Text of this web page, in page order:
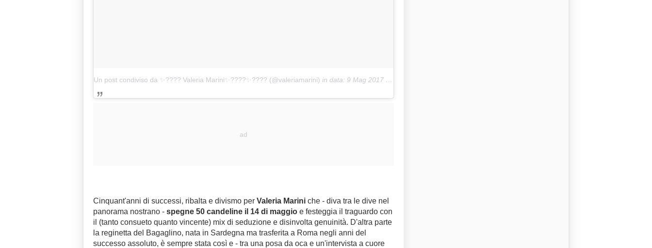
Un post condiviso da ✨???? Valeria Marini✨????✨???? (@valeriamarini) in data: 9 Mag 2017 alle ore 06:33 PDT
Cinquant'anni di successi, ribalta e divismo per Valeria Marini che - diva tra le dive nel
panorama nostrano - spegne 50 candeline il 14 di maggio e festeggia il traguardo con
il (tanto consueto quanto vincente) mix di seduzione e disinvolta genuinità. D'altra parte
la reginetta del Bagaglino, nata in Sardegna ma trasferita a Roma negli anni del
successo assoluto, è sempre stata così e - tra una posa da oca e un'intervista a cuore